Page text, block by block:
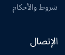
شروط والأحكام
الإتصال